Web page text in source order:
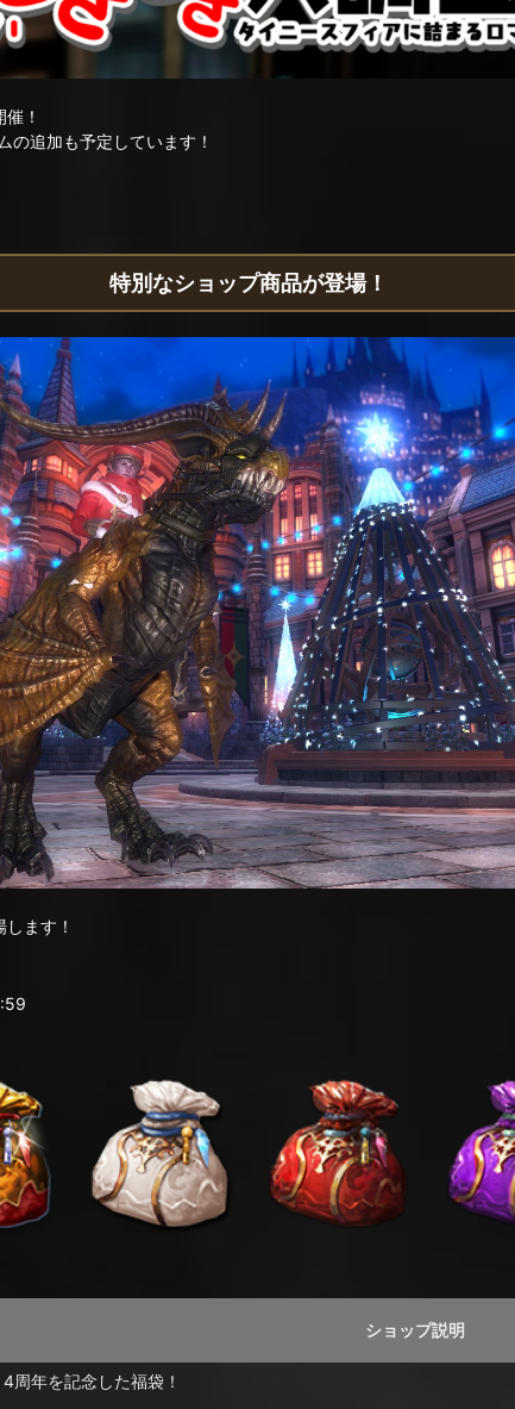
！
の追加も予定しています！
特別なショップ商品が登場！
ます！
ショップ説明
4周年を記念した福袋！